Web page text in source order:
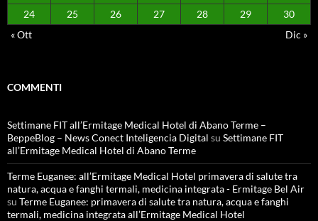
24
25 26 27 28 29
30
« Ott
Dic »
COMMENTI
Settimane FIT all’Ermitage Medical Hotel di Abano Terme –
BeppeBlog – News Conect Inteligencia Digital su Settimane FIT
all’Ermitage Medical Hotel di Abano Terme
Terme Euganee: all’Ermitage Medical Hotel primavera di salute tra
natura, acqua e fanghi termali, medicina integrata - Ermitage Bel Air
su Terme Euganee: primavera di salute tra natura, acqua e fanghi
termali, medicina integrata all’Ermitage Medical Hotel